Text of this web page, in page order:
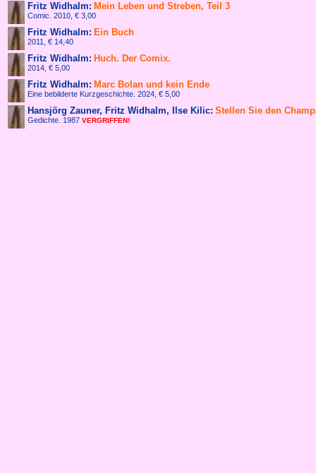
Fritz Widhalm: Mein Leben und Streben, Teil 3
Comic. 2010, € 3,00
Fritz Widhalm: Ein Buch
2011, € 14,40
Fritz Widhalm: Huch. Der Comix.
2014, € 5,00
Fritz Widhalm: Marc Bolan und kein Ende
Eine bebilderte Kurzgeschichte. 2024, € 5,00
Hansjörg Zauner, Fritz Widhalm, Ilse Kilic: Stellen Sie den
Gedichte. 1987 VERGRIFFEN!